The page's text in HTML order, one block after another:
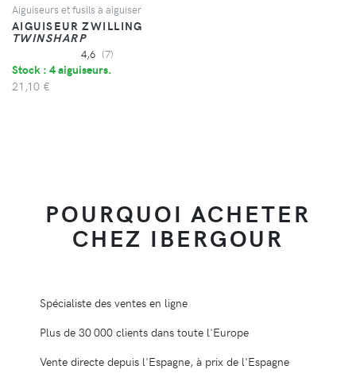
Aiguiseurs et fusils à aiguiser
AIGUISEUR ZWILLING
TWINSHARP
4,6 (7)
Stock : 4 aiguiseurs.
21,10 €
POURQUOI ACHETER
CHEZ IBERGOUR
Spécialiste des ventes en ligne
Plus de 30 000 clients dans toute l'Europe
Vente directe depuis l'Espagne, à prix de l'Espagne